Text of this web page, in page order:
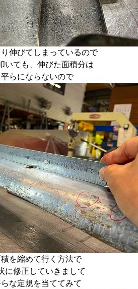
伸びてしまっているので
いても、伸びた面積分は
らにならないので
を縮めて行く方法で
に修正していきまして
らな定規を当ててみて